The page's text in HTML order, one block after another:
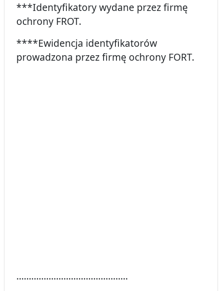
***Identyfikatory wydane przez firmę
ochrony FROT.
****Ewidencja identyfikatorów
prowadzona przez firmę ochrony FORT.
………………………………………